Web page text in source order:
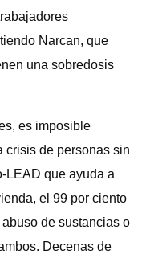
Narcan, que
una sobredosis
es imposible
crisis de personas sin
LEAD que ayuda a
el 99 por ciento
de sustancias o
Decenas de